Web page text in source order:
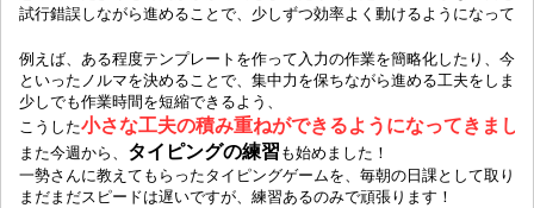
試行錯誤しながら進めることで、少しずつ効率よく動けるようになって
例えば、ある程度テンプレートを作って入力の作業を簡略化したり、今
といったノルマを決めることで、集中力を保ちながら進める工夫をしまし
少しでも作業時間を短縮できるよう、
こうした小さな工夫の積み重ねができるようになってきまし
また今週から、 タイピングの練習 も始めました！
一勢さんに教えてもらったタイピングゲームを、毎朝の日課として取り
まだまだスピードは遅いですが、練習あるのみで頑張ります！